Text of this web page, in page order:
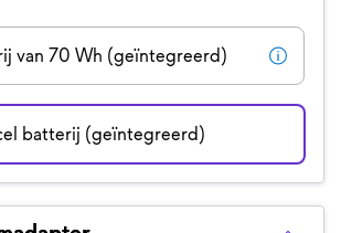
van 70 Wh (geïntegreerd)
batterij (geïntegreerd)